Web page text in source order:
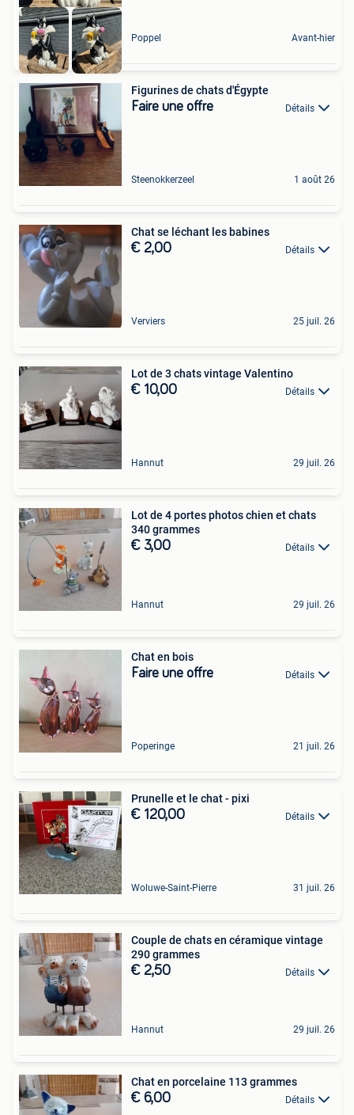
Poppel Avant-hier
Figurines de chats d'Égypte
Faire une offre Détails
Steenokkerzeel 1 août 26
Chat se léchant les babines
€ 2,00 Détails
Verviers 25 juil. 26
Lot de 3 chats vintage Valentino
€ 10,00 Détails
Hannut 29 juil. 26
Lot de 4 portes photos chien et chats
340 grammes
€ 3,00 Détails
Hannut 29 juil. 26
Chat en bois
Faire une offre Détails
Poperinge 21 juil. 26
Prunelle et le chat - pixi
€ 120,00 Détails
Woluwe-Saint-Pierre 31 juil. 26
Couple de chats en céramique vintage
290 grammes
€ 2,50 Détails
Hannut 29 juil. 26
Chat en porcelaine 113 grammes
€ 6,00 Détails